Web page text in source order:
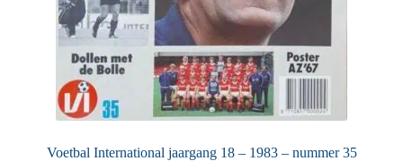
Voetbal International jaargang 18 – 1983 – nummer 35